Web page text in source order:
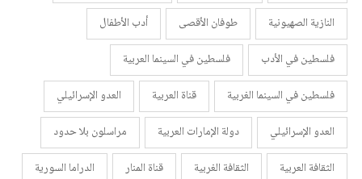
النازية الصهيونية
طوفان الأقصى
أدب الأطفال
فلسطين في الأدب
فلسطين في السينما العربية
فلسطين في السينما الغربية
قناة العربية
العدو الإسرائيلي
العدو الإسرائيلي
دولة الإمارات العربية
مراسلون بلا حدود
الثقافة العربية
الثقافة الغربية قناة المنار
الدراما السورية